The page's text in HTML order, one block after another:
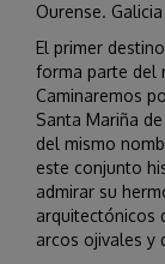
Ourense. Galicia
El primer
forma parte del
Caminaremos
Santa Mariña
del mismo
este conjunto
admirar su
arquitectónicos
arcos ojivales y